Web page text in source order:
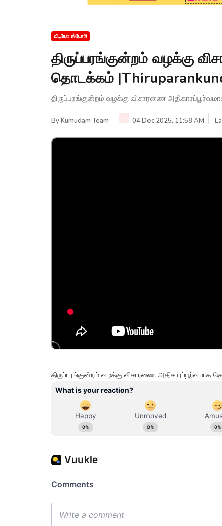
வீடியோ ஸ்டோரி
திருப்பரங்குன்றம் வழக்கு
தொடக்கம்
திருப்பரங்குன்றம் வழக்கு விசாரணை
ByKumudam Team 04 Dec 2025, 11:58 AM
திருப்பரங்குன்றம் வழக்கு விசாரணை அதிகாரப்பூர்வமாக